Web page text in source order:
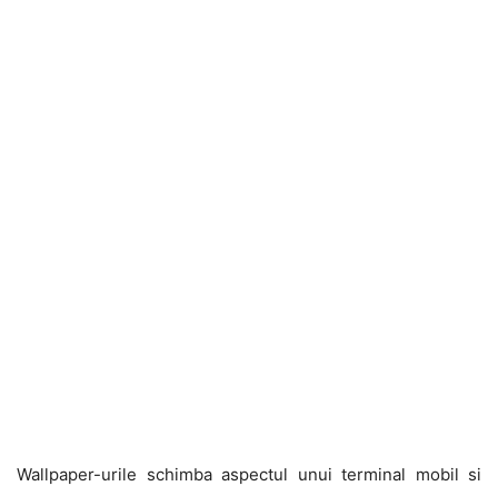
Wallpaper-urile schimba aspectul unui terminal mobil si